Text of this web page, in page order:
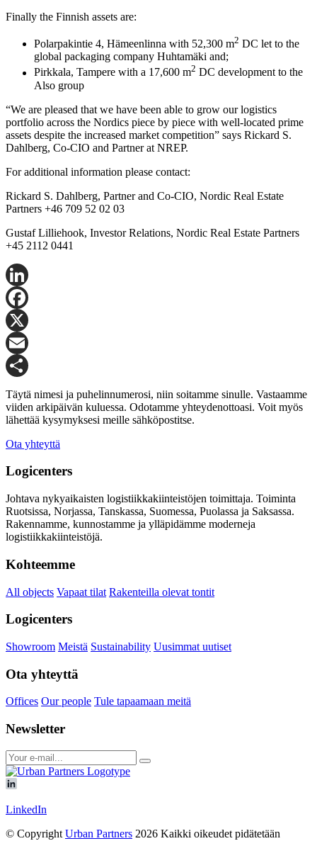
Finally the Finnish assets are:
Polarpakintie 4, Hämeenlinna with 52,300 m2 DC let to the
global packaging company Huhtamäki and;
Pirkkala, Tampere with a 17,600 m2 DC development to the
Also group
“We are pleased that we have been able to grow our logistics
portfolio across the Nordics piece by piece with well-located prime
assets despite the increased market competition” says Rickard S.
Dahlberg, Co-CIO and Partner at NREP.
For additional information please contact:
Rickard S. Dahlberg, Partner and Co-CIO, Nordic Real Estate
Partners +46 709 52 02 03
Gustaf Lilliehook, Investor Relations, Nordic Real Estate Partners
+45 2112 0441
LinkedIn
Facebook
X
Email
Share
Täytä nimesi ja puhelinnumerosi, niin soitamme sinulle. Vastaamme
viiden arkipäivän kuluessa. Odotamme yhteydenottoasi. Voit myös
lähettää kysymyksesi meille sähköpostitse.
Ota yhteyttä
Logicenters
Johtava nykyaikaisten logistiikkakiinteistöjen toimittaja. Toiminta
Ruotsissa, Norjassa, Tanskassa, Suomessa, Puolassa ja Saksassa.
Rakennamme, kunnostamme ja ylläpidämme moderneja
logistiikkakiinteistöjä.
Kohteemme
All objects Vapaat tilat Rakenteilla olevat tontit
Logicenters
Showroom Meistä Sustainability Uusimmat uutiset
Ota yhteyttä
Offices Our people Tule tapaamaan meitä
Newsletter
LinkedIn
© Copyright Urban Partners 2026 Kaikki oikeudet pidätetään